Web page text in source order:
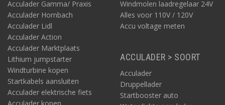
Acculader Gamma/ Praxis
Acculader Hornbach
Acculader Lidl
Acculader Action
Acculader Marktplaats
Lithium jumpstarter
Windturbine kopen
Startkabels aansluiten
Acculader elektrische fiets
Windmolen laadregelaar 24V
Alles voor 110V / 120V
Accu voltage meten
ACCULADER > SOORT
Acculader
Druppellader
Startbooster auto